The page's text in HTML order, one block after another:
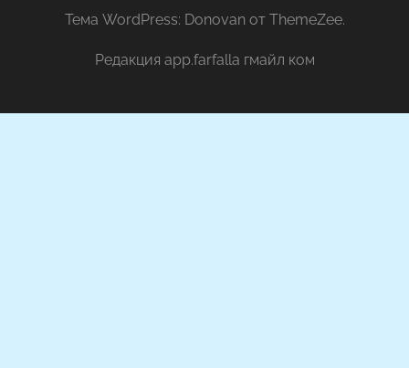
Тема WordPress: Donovan от ThemeZee.
Редакция app.farfalla гмайл ком